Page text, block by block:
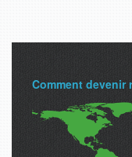
Comment devenir